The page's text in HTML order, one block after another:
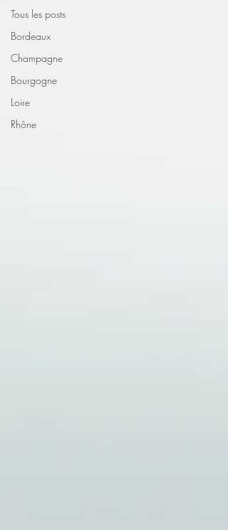
Tous les posts
Bordeaux
Champagne
Bourgogne
Loire
Rhône